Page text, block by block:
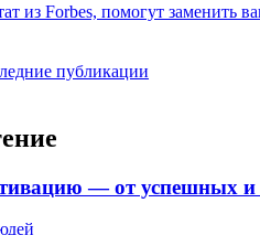
из Forbes, помогут заменить
публикации
— от успешных и